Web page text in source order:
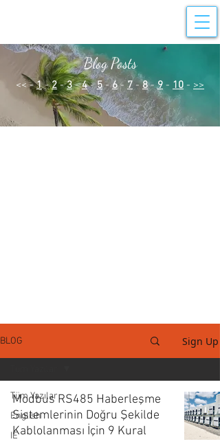
Blog Posts
<< - 1 - 2-3 -4 -5-6- 7 -8 - 9 - 10 - >>
BLOG Sign Up
Tüm Yazılar
English
IE
Modbus RS485 Haberleşme
Sistemlerinin Doğru Şekilde
Kablolanması İçin 9 Kural